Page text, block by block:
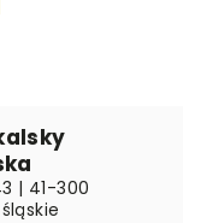
| 41-300